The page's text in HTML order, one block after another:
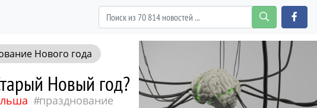
Нового года
Новый год?
празднование